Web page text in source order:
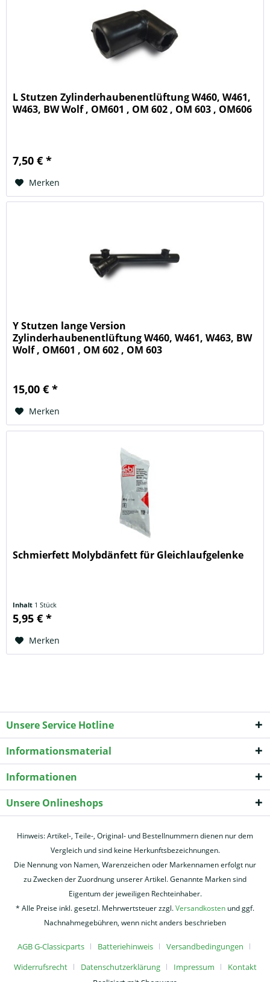
L Stutzen Zylinderhaubenentlüftung W460, W461,
W463, BW Wolf , OM601 , OM 602 , OM 603 , OM606
7,50 € *
Merken
Y Stutzen lange Version
Zylinderhaubenentlüftung W460, W461, W463, BW
Wolf , OM601 , OM 602 , OM 603
15,00 € *
Merken
Schmierfett Molybdänfett für Gleichlaufgelenke
Inhalt 1 Stück
5,95 € *
Merken
Unsere Service Hotline
Informationsmaterial
Informationen
Unsere Onlineshops
Hinweis: Artikel-, Teile-, Original- und Bestellnummern dienen nur dem
Vergleich und sind keine Herkunftsbezeichnungen.
Die Nennung von Namen, Warenzeichen oder Markennamen erfolgt nur
zu Zwecken der Zuordnung unserer Artikel. Genannte Marken sind
Eigentum der jeweiligen Rechteinhaber.
* Alle Preise inkl. gesetzl. Mehrwertsteuer zzgl.Versandkosten und ggf.
Nachnahmegebühren, wenn nicht anders beschrieben
AGB G-Classicparts Batteriehinweis
Versandbedingungen
Widerrufsrecht
Datenschutzerklärung Impressum
Kontakt